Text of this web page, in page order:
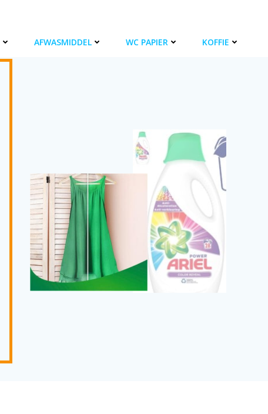
AFWASMIDDEL WC PAPIER KOFFIE